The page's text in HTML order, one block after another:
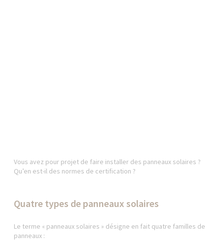
Vous avez pour projet de faire installer des panneaux solaires ?
Qu’en est-il des normes de certification ?
Quatre types de panneaux solaires
Le terme « panneaux solaires » désigne en fait quatre familles de
panneaux :